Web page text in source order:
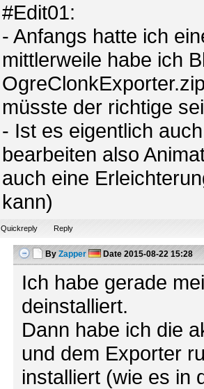
#Edit01:
- Anfangs hatte ich
mittlerweile habe ich
müsste der richtige
- Ist es eigentlich
bearbeiten also
auch eine
kann)
Quickreply Reply
By Zapper Date2015-08-22 15:28
Ich habe gerade
deinstalliert.
Dann habe ich die
und dem Exporter
installiert (wie es in